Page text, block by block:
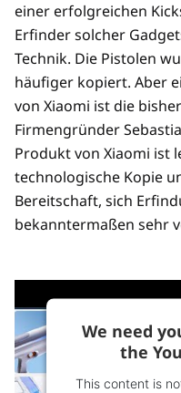
einer erfolgreichen
Erfinder solcher
Technik. Die Pistolen
häufiger kopiert. Aber
von Xiaomi ist die
Firmengründer
Produkt von Xiaomi ist
technologische Kopie
Bereitschaft, sich
bekanntermaßen sehr
We need
the
This content is